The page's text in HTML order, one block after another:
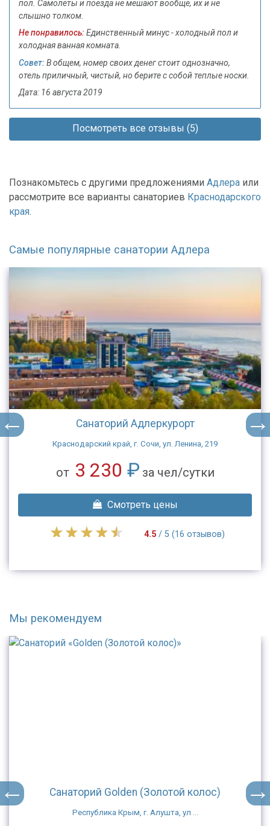
пол. Самолёты и поезда не мешают вообще, их и не
слышно толком.
Не понравилось: Единственный минус - холодный пол и
холодная ванная комната.
Совет: В общем, номер своих денег стоит однозначно,
отель приличный, чистый, но берите с собой теплые носки.
Дата: 16 августа 2019
Посмотреть все отзывы (5)
Познакомьтесь с другими предложениями Адлера или
рассмотрите все варианты санаториев Краснодарского
края.
Самые популярные санатории Адлера
Санаторий Адлеркурорт
Краснодарский край, г. Сочи, ул. Ленина, 219
от 3 230 ₽ за чел/сутки
Смотреть цены
4.5/ 5 (16 отзывов)
Мы рекомендуем
Санаторий Golden (Золотой колос)
Республика Крым, г. Алушта, ул ...